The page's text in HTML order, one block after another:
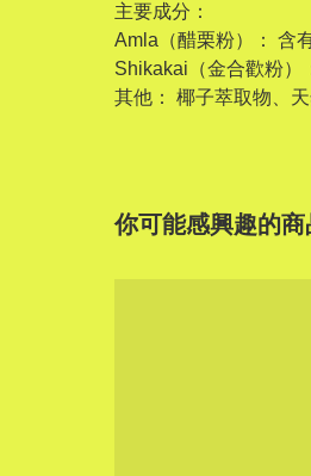
主要成分：
Amla（醋栗粉）： 含
Shikakai（金合歡粉）
其他： 椰子萃取物、天
你可能感興趣的商